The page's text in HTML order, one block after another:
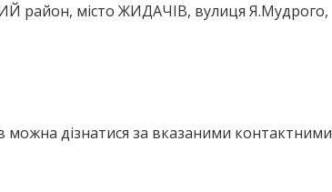
район, місто ЖИДАЧІВ, вулиця Я.Мудрого,
дізнатися за вказаними контактними